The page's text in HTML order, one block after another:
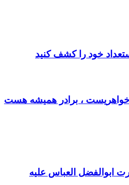
خود را کشف کنید
، برادر همیشه هست
ابوالفضل العباس علیه